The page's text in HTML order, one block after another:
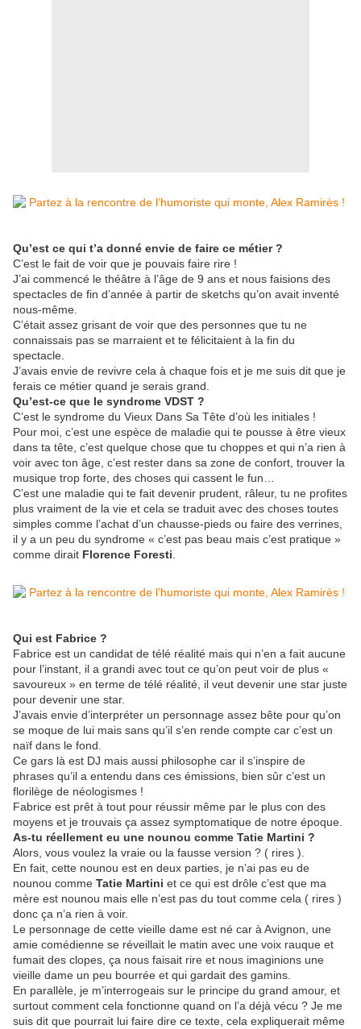
Qu’est ce qui t’a donné envie de faire ce métier ?
C’est le fait de voir que je pouvais faire rire !
J’ai commencé le théâtre à l’âge de 9 ans et nous faisions des
spectacles de fin d’année à partir de sketchs qu’on avait inventé
nous-même.
C’était assez grisant de voir que des personnes que tu ne
connaissais pas se marraient et te félicitaient à la fin du
spectacle.
J’avais envie de revivre cela à chaque fois et je me suis dit que je
ferais ce métier quand je serais grand.
Qu’est-ce que le syndrome VDST ?
C’est le syndrome du Vieux Dans Sa Tête d’où les initiales !
Pour moi, c’est une espèce de maladie qui te pousse à être vieux
dans ta tête, c’est quelque chose que tu choppes et qui n’a rien à
voir avec ton âge, c’est rester dans sa zone de confort, trouver la
musique trop forte, des choses qui cassent le fun…
C’est une maladie qui te fait devenir prudent, râleur, tu ne profites
plus vraiment de la vie et cela se traduit avec des choses toutes
simples comme l’achat d’un chausse-pieds ou faire des verrines,
il y a un peu du syndrome « c’est pas beau mais c’est pratique »
comme dirait Florence Foresti
Qui est Fabrice ?
Fabrice est un candidat de télé réalité mais qui n’en a fait aucune
pour l’instant, il a grandi avec tout ce qu’on peut voir de plus «
savoureux » en terme de télé réalité, il veut devenir une star juste
pour devenir une star.
J’avais envie d’interpréter un personnage assez bête pour qu’on
se moque de lui mais sans qu’il s’en rende compte car c’est un
naïf dans le fond.
Ce gars là est DJ mais aussi philosophe car il s’inspire de
phrases qu’il a entendu dans ces émissions, bien sûr c’est un
florilège de néologismes !
Fabrice est prêt à tout pour réussir même par le plus con des
moyens et je trouvais ça assez symptomatique de notre époque.
As-tu réellement eu une nounou comme Tatie Martini ?
Alors, vous voulez la vraie ou la fausse version ? ( rires ).
En fait, cette nounou est en deux parties, je n’ai pas eu de
nounou comme Tatie Martini et ce qui est drôle c’est que ma
mère est nounou mais elle n’est pas du tout comme cela ( rires )
donc ça n’a rien à voir.
Le personnage de cette vieille dame est né car à Avignon, une
amie comédienne se réveillait le matin avec une voix rauque et
fumait des clopes, ça nous faisait rire et nous imaginions une
vieille dame un peu bourrée et qui gardait des gamins.
En parallèle, je m’interrogeais sur le principe du grand amour, et
surtout comment cela fonctionne quand on l’a déjà vécu ? Je me
suis dit que pourrait lui faire dire ce texte, cela expliquerait même